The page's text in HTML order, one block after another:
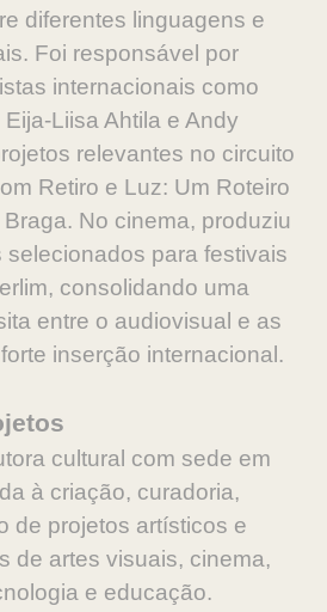
diferentes linguagens e
Foi responsável por
internacionais como
Liisa Ahtila e Andy
relevantes no circuito
Retiro e Luz: Um Roteiro
No cinema, produziu
selecionados para festivais
consolidando uma
entre o audiovisual e as
inserção internacional.
cultural com sede em
à criação, curadoria,
de projetos artísticos e
de artes visuais, cinema,
e educação.